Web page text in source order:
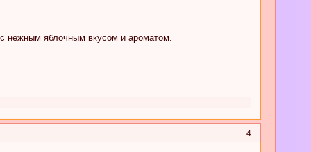
нежным яблочным вкусом и ароматом.
4